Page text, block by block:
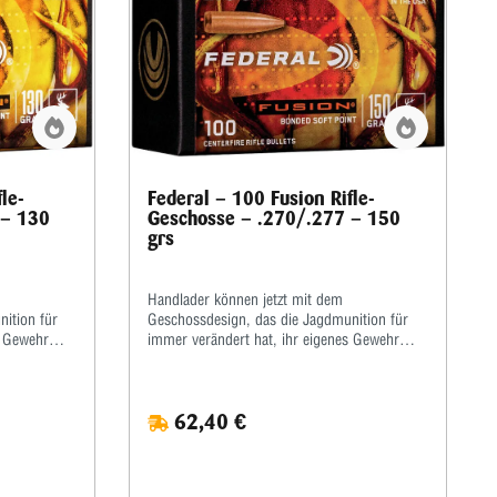
Durchmesser mm 5,68
130
für
einem
Federal – 100 Fusion Rifle-
Geschosse – .270/.277 – 150
grs
Handlader können jetzt mit dem
Geschossdesign, das die Jagdmunition für
immer verändert hat, ihr eigenes Gewehr
molekular verschmolzenen Hülle und einem
druckgeformten Kern überträgt Fusion
62,40 €